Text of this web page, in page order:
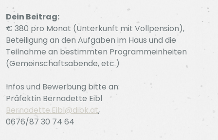
Dein Beitrag:
€ 380 pro Monat (Unterkunft mit Vollpension),
Beteiligung an den Aufgaben im Haus und die
Teilnahme an bestimmten Programmeinheiten
(Gemeinschaftsabende, etc.)
Infos und Bewerbung bitte an:
Präfektin Bernadette Eibl
Bernadette.Eibl@dibk.at,
0676/87 30 74 64